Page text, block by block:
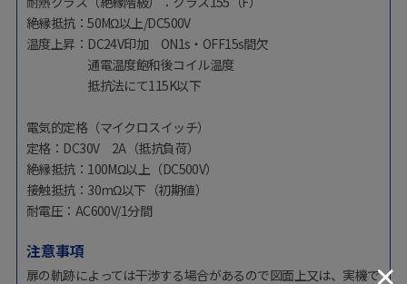
絶縁抵抗：50MΩ以上/DC500V
温度上昇：DC24V印加 ON1s・OFF15s間欠
通電温度飽和後コイル温度
抵抗法にて115K以下
電気的定格（マイクロスイッチ）
定格：DC30V 2A（抵抗負荷）
絶縁抵抗：100MΩ以上（DC500V）
接触抵抗：30mΩ以下（初期値）
耐電圧：AC600V/1分間
注意事項
扉の軌跡によっては干渉する場合があるので図面上又は、実機で